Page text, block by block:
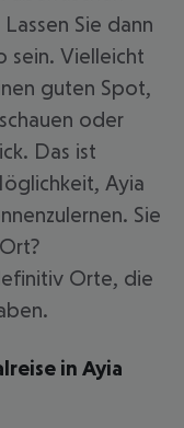
Sie dann
sein. Vielleicht
guten Spot,
oder
Das ist
Ayia
Sie
Orte, die
in Ayia